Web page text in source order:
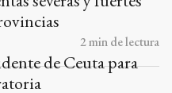
2min de lectura
de Ceuta para